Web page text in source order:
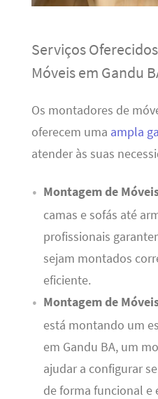
Serviços
Móveis em Gandu
Os montadores de
oferecem uma ampla
atender às suas
Montagem de
camas e sofás até
profissionais
sejam montados
eficiente.
Montagem de
está montando um
em Gandu BA, um
ajudar a configurar
de forma funcional e